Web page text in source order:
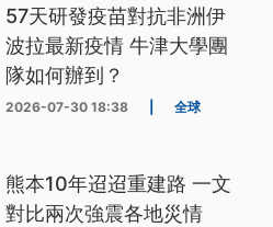
57天研發疫苗對抗非洲伊
波拉最新疫情 牛津大學團
隊如何辦到？
2026-07-30 18:38 全球
熊本10年迢迢重建路 一文
對比兩次強震各地災情